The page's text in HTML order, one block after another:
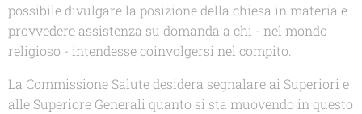
possibile divulgare la posizione della chiesa in materia e
provvedere assistenza su domanda a chi - nel mondo
religioso - intendesse coinvolgersi nel compito.
La Commissione Salute desidera segnalare ai Superiori e
alle Superiore Generali quanto si sta muovendo in questo